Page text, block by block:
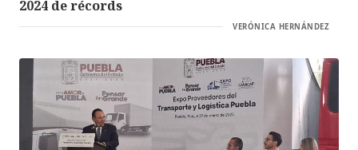
2024 de récords
VERÓNICA HERNÁNDEZ